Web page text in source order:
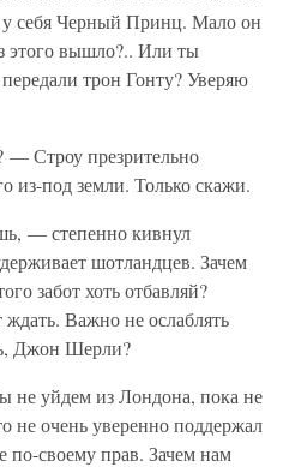
у себя Черный Принц. Мало он
этого вышло?.. Или ты
трон Гонту? Уверяю
Строу презрительно
из-под земли. Только скажи.
— степенно кивнул
шотландцев. Зачем
забот хоть отбавляй?
Важно не ослаблять
Джон Шерли?
не уйдем из Лондона, пока не
не очень уверенно поддержал
своему прав. Зачем нам